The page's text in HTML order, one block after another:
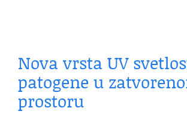
Nova vrsta UV
patogene u
prostoru